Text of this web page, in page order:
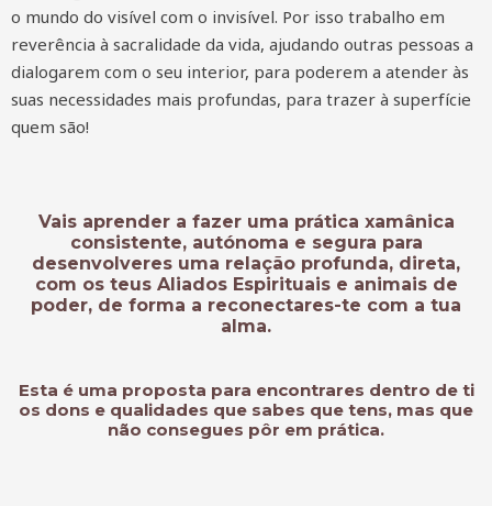
o mundo do visível com o invisível. Por isso trabalho em
reverência à sacralidade da vida, ajudando outras pessoas a
dialogarem com o seu interior, para poderem a atender às
suas necessidades mais profundas, para trazer à superfície
quem são!
Vais aprender a fazer uma prática xamânica
consistente, autónoma e segura para
desenvolveres uma relação profunda, direta,
com os teus Aliados Espirituais e animais de
poder, de forma a reconectares-te com a tua
alma.
Esta é uma proposta para encontrares dentro de ti
os dons e qualidades que sabes que tens, mas que
não consegues pôr em prática.